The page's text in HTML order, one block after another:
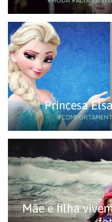
Princesa
Mãe e filha